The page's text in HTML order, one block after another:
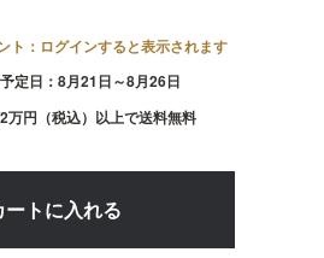
ト：ログインすると表示されます
定日：8月21日～8月26日
万円（税込）以上で送料無料